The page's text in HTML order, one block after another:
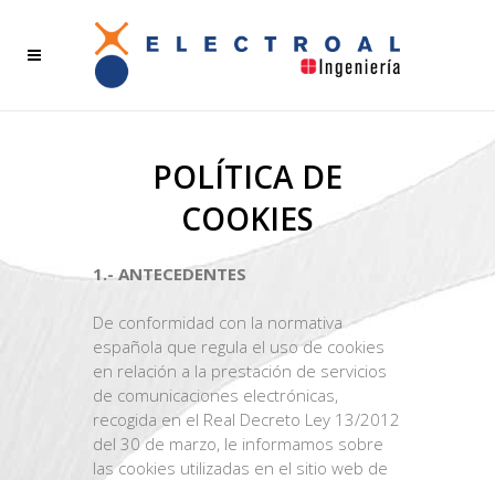
POLÍTICA DE
COOKIES
1.- ANTECEDENTES
De conformidad con la normativa
española que regula el uso de cookies
en relación a la prestación de servicios
de comunicaciones electrónicas,
recogida en el Real Decreto Ley 13/2012
del 30 de marzo, le informamos sobre
las cookies utilizadas en el sitio web de